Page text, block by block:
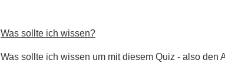
Was sollte ich wissen?
Was sollte ich wissen um mit diesem Quiz - also den